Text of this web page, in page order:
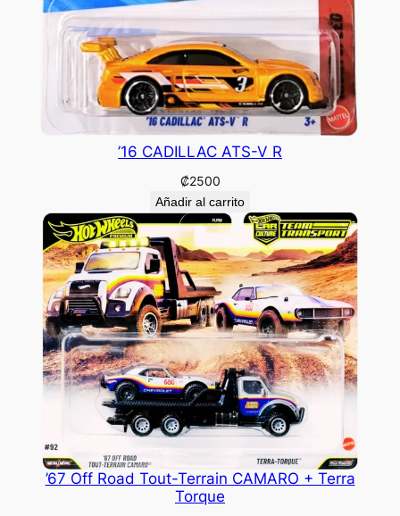
’16 CADILLAC ATS-V R
₡2500
Añadir al carrito
’67 Off Road Tout-Terrain CAMARO + Terra
Torque